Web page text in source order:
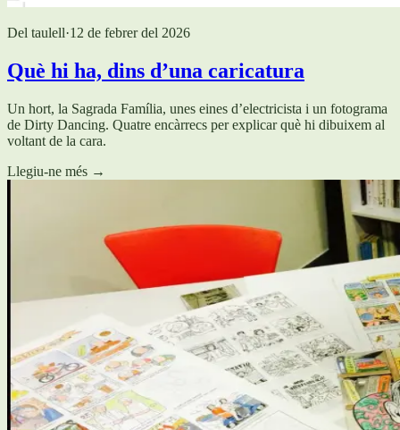
Del taulell·12 de febrer del 2026
Què hi ha, dins d’una caricatura
Un hort, la Sagrada Família, unes eines d’electricista i un fotograma
de Dirty Dancing. Quatre encàrrecs per explicar què hi dibuixem al
voltant de la cara.
Llegiu-ne més →